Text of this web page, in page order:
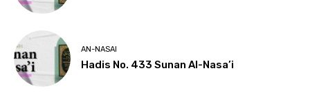
AN-NASAI
Hadis No. 433 Sunan Al-Nasa’i